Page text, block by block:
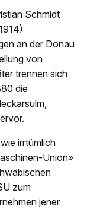
Schmidt
an der Donau
von
trennen sich
die
irrtümlich
Union»
zum
jener